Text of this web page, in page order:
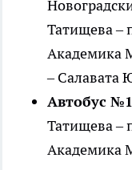
Татищева –
Академика
– Салавата
Автобус
Татищева –
Академика